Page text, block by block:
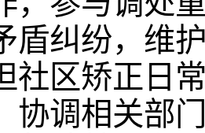
盾纠纷，维
社区矫正日
协调相关部